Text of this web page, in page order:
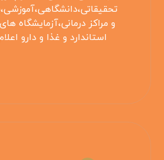
و مراکز درمانی،آزمایشگاه
استاندارد و غذا و دارو